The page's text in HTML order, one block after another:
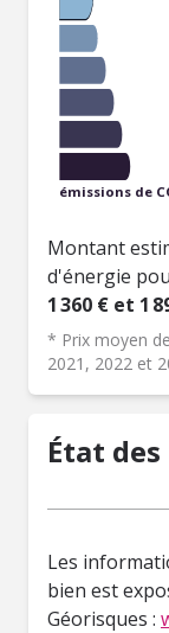
émissions de
Montant
d'énergie
1 360 € et 1
* Prix moyen
2021, 2022 et
État
Les
bien est
Géorisques :